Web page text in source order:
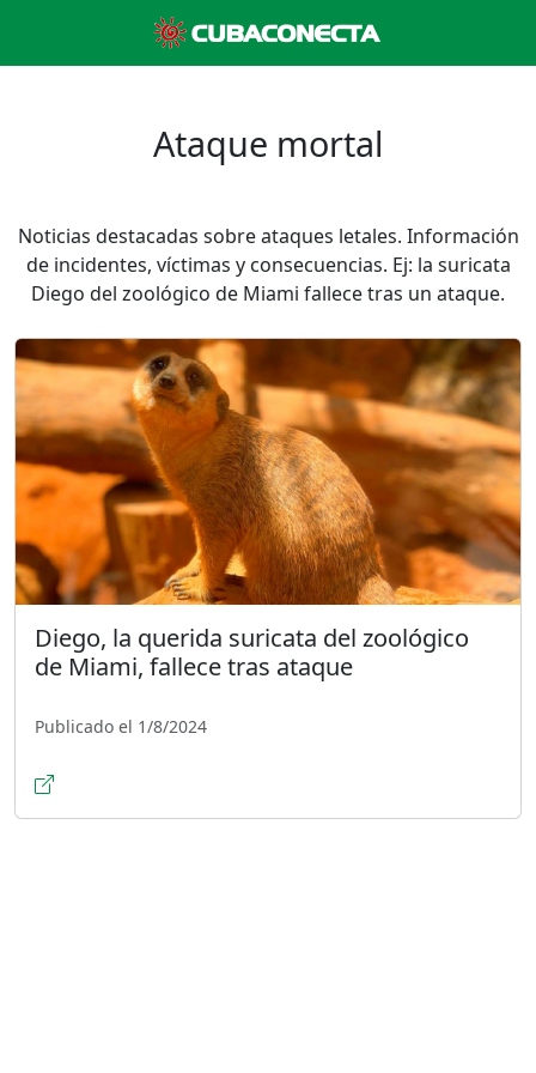
Ataque mortal
Noticias destacadas sobre ataques letales. Información
de incidentes, víctimas y consecuencias. Ej: la suricata
Diego del zoológico de Miami fallece tras un ataque.
Diego, la querida suricata del zoológico
de Miami, fallece tras ataque
Publicado el 1/8/2024